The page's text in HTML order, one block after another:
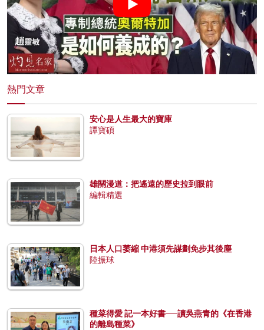
熱門文章
安心是人生最大的寶庫
譚寶碩
雄關漫道：把遙遠的歷史拉到眼前
編輯精選
日本人口萎縮 中港須先謀劃免步其後塵
陸振球
種菜得愛 記一本好書──讀吳燕青的《在香港
的離島種菜》